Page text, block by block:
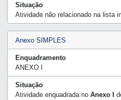
Situação
Atividade não relacionado na lista
Anexo SIMPLES
Enquadramento
ANEXO I
Situação
Atividade enquadrada no Anexo I